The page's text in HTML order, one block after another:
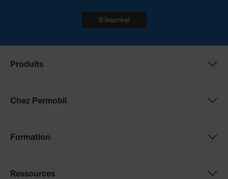
S'inscrire!
Produits
Chez Permobil
Formation
Ressources